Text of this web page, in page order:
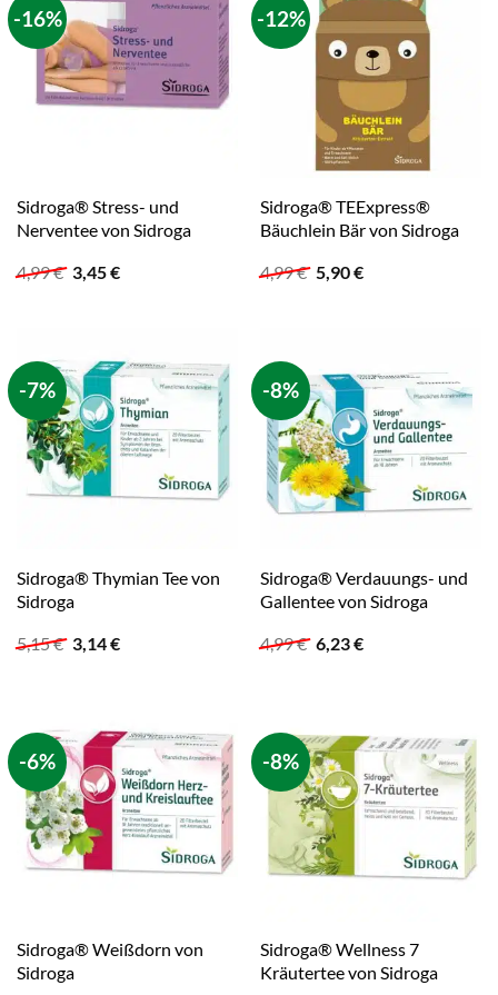
-16%
Sidroga® Stress- und
Nerventee von Sidroga
4,99€ Ursprünglicher
Preis
3,45€Aktueller
-12%
Sidroga® TEExpress®
Bäuchlein Bär von Sidroga
4,99€ Ursprünglicher
Preis
5,90€Aktueller
-7%
Sidroga® Thymian Tee von
Sidroga
5,15€ Ursprünglicher
Preis
3,14€Aktueller
-8%
Sidroga® Verdauungs- und
Gallentee von Sidroga
4,99€ Ursprünglicher
Preis
6,23€Aktueller
-6%
Sidroga® Weißdorn von
Sidroga
-8%
Sidroga® Wellness 7
Kräutertee von Sidroga